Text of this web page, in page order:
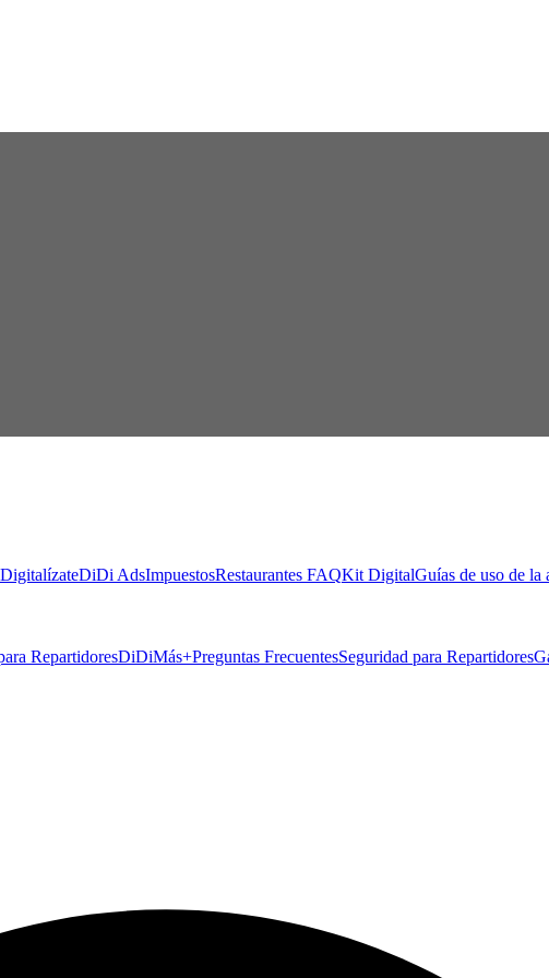
DiDi AdsImpuestosRestaurantes FAQKit DigitalGuías de uso de la
RepartidoresDiDiMás+Preguntas FrecuentesSeguridad para Repartidores